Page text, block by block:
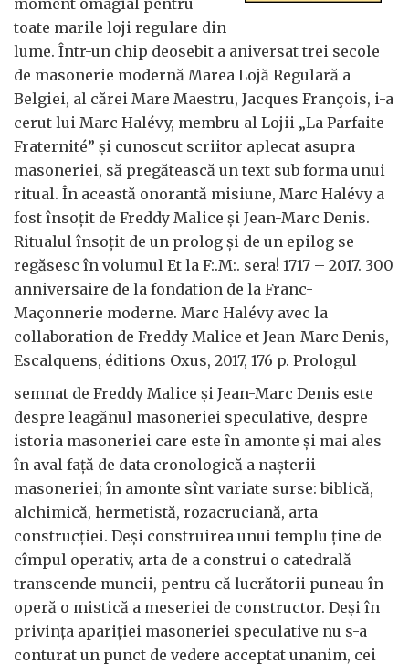
moment omagial pentru
toate marile loji regulare din
lume. Într-un chip deosebit a aniversat trei secole
de masonerie modernă Marea Lojă Regulară a
Belgiei, al cărei Mare Maestru, Jacques François, i-a
cerut lui Marc Halévy, membru al Lojii „La Parfaite
Fraternité” și cunoscut scriitor aplecat asupra
masoneriei, să pregătească un text sub forma unui
ritual. În această onorantă misiune, Marc Halévy a
fost însoțit de Freddy Malice și Jean-Marc Denis.
Ritualul însoțit de un prolog și de un epilog se
regăsesc în volumul Et la F:.M:. sera! 1717 – 2017. 300
anniversaire de la fondation de la Franc-
Maçonnerie moderne. Marc Halévy avec la
collaboration de Freddy Malice et Jean-Marc Denis,
Escalquens, éditions Oxus, 2017, 176 p. Prologul
semnat de Freddy Malice și Jean-Marc Denis este
despre leagănul masoneriei speculative, despre
istoria masoneriei care este în amonte și mai ales
în aval față de data cronologică a nașterii
masoneriei; în amonte sînt variate surse: biblică,
alchimică, hermetistă, rozacruciană, arta
construcției. Deși construirea unui templu ține de
cîmpul operativ, arta de a construi o catedrală
transcende muncii, pentru că lucrătorii puneau în
operă o mistică a meseriei de constructor. Deși în
privința apariției masoneriei speculative nu s-a
conturat un punct de vedere acceptat unanim, cei